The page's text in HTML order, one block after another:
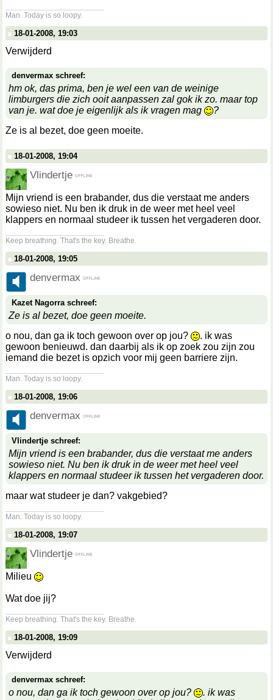
Man. Today is so loopy.
18-01-2008, 19:03
Verwijderd
denvermax schreef:
hm ok, das prima, ben je wel een van de weinige
limburgers die zich ooit aanpassen zal gok ik zo. maar top
van je. wat doe je eigenlijk als ik vragen mag
?
Ze is al bezet, doe geen moeite.
18-01-2008, 19:04
Vlindertje
Mijn vriend is een brabander, dus die verstaat me anders
sowieso niet. Nu ben ik druk in de weer met heel veel
klappers en normaal studeer ik tussen het vergaderen door.
Keep breathing. That's the key. Breathe.
18-01-2008, 19:05
denvermax
Kazet Nagorra schreef:
Ze is al bezet, doe geen moeite.
o nou, dan ga ik toch gewoon over op jou?
. ik was
gewoon benieuwd. dan daarbij als ik op zoek zou zijn zou
iemand die bezet is opzich voor mij geen barriere zijn.
Man. Today is so loopy.
18-01-2008, 19:06
denvermax
Vlindertje schreef:
Mijn vriend is een brabander, dus die verstaat me anders
sowieso niet. Nu ben ik druk in de weer met heel veel
klappers en normaal studeer ik tussen het vergaderen door.
maar wat studeer je dan? vakgebied?
Man. Today is so loopy.
18-01-2008, 19:07
Vlindertje
Milieu
Wat doe jij?
Keep breathing. That's the key. Breathe.
18-01-2008, 19:09
Verwijderd
denvermax schreef:
o nou, dan ga ik toch gewoon over op jou?
. ik was